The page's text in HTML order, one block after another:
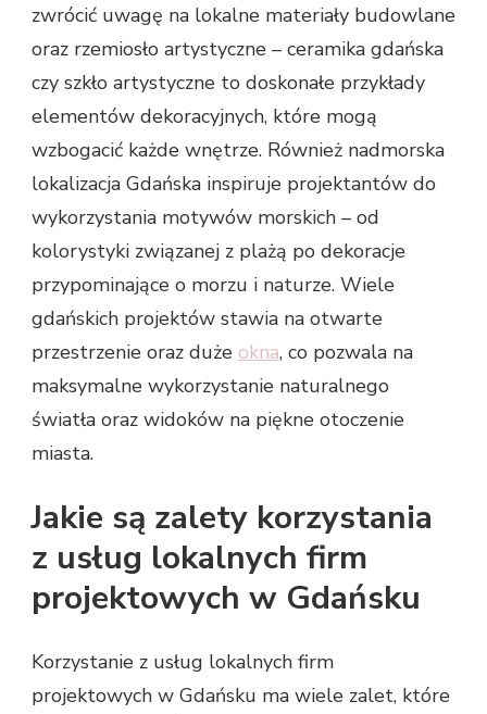
zwrócić uwagę na lokalne materiały budowlane
oraz rzemiosło artystyczne – ceramika gdańska
czy szkło artystyczne to doskonałe przykłady
elementów dekoracyjnych, które mogą
wzbogacić każde wnętrze. Również nadmorska
lokalizacja Gdańska inspiruje projektantów do
wykorzystania motywów morskich – od
kolorystyki związanej z plażą po dekoracje
przypominające o morzu i naturze. Wiele
gdańskich projektów stawia na otwarte
przestrzenie oraz duże okna, co pozwala na
maksymalne wykorzystanie naturalnego
światła oraz widoków na piękne otoczenie
miasta.
Jakie są zalety korzystania
z usług lokalnych firm
projektowych w Gdańsku
Korzystanie z usług lokalnych firm
projektowych w Gdańsku ma wiele zalet, które